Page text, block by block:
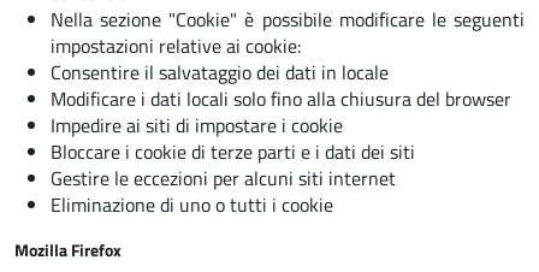
Nella sezione "Cookie" è possibile modificare le seguenti
impostazioni relative ai cookie:
Consentire il salvataggio dei dati in locale
Modificare i dati locali solo fino alla chiusura del browser
Impedire ai siti di impostare i cookie
Bloccare i cookie di terze parti e i dati dei siti
Gestire le eccezioni per alcuni siti internet
Eliminazione di uno o tutti i cookie
Mozilla Firefox